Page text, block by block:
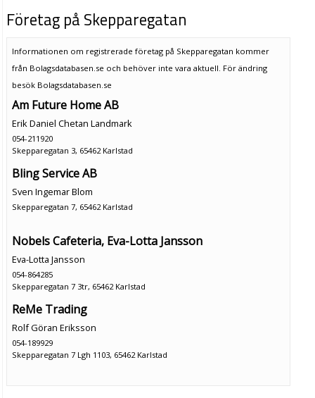
Företag på Skepparegatan
Informationen om registrerade företag på Skepparegatan kommer
från Bolagsdatabasen.se och behöver inte vara aktuell. För ändring
besök Bolagsdatabasen.se
Am Future Home AB
Erik Daniel Chetan Landmark
054-211920
Skepparegatan 3, 65462 Karlstad
Bling Service AB
Sven Ingemar Blom
Skepparegatan 7, 65462 Karlstad
Nobels Cafeteria, Eva-Lotta Jansson
Eva-Lotta Jansson
054-864285
Skepparegatan 7 3tr, 65462 Karlstad
ReMe Trading
Rolf Göran Eriksson
054-189929
Skepparegatan 7 Lgh 1103, 65462 Karlstad